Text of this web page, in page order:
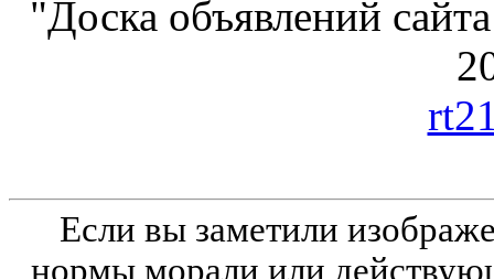
"Доска объявлений
Если вы заметили
нормы морали или